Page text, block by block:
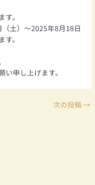
。
土）～2025年8月18日
。
申し上げます。
次の投稿 →